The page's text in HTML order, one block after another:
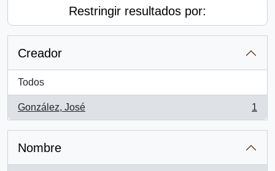
Restringir resultados por:
Creador
Todos
González, José
, 1 resultados
1
Nombre